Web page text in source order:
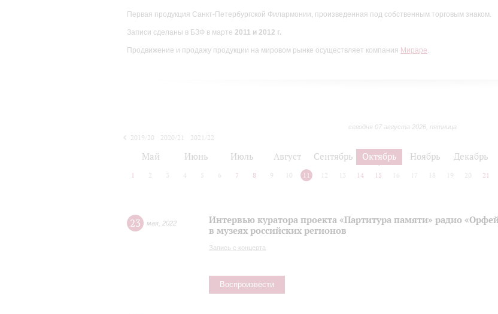
Первая продукция Санкт-Петербургской Филармонии, произведенная под собственным торговым знаком.
Записи сделаны в БЗФ в марте 2011 и 2012 г.
Продвижение и продажу продукции на мировом рынке осуществляет компания Мираре.
сегодня 07 августа 2026, пятница
2019/20 2020/21 2021/22
Май Июнь Июль Август Сентябрь Октябрь Ноябрь Декабрь
1 2 3 4 5 6 7 8 9 10 11 12 13 14 15 16 17 18 19 20 21
23 мая 2022
Интервью куратора проекта «Партитура памяти» радио
в музеях российских регионов
Запись с концерта
Воспроизвести